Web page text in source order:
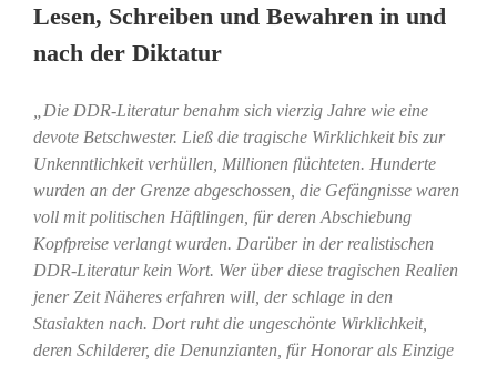
Lesen, Schreiben und Bewahren in und
nach der Diktatur
„Die DDR-Literatur benahm sich vierzig Jahre wie eine
devote Betschwester. Ließ die tragische Wirklichkeit bis zur
Unkenntlichkeit verhüllen, Millionen flüchteten. Hunderte
wurden an der Grenze abgeschossen, die Gefängnisse waren
voll mit politischen Häftlingen, für deren Abschiebung
Kopfpreise verlangt wurden. Darüber in der realistischen
DDR-Literatur kein Wort. Wer über diese tragischen Realien
jener Zeit Näheres erfahren will, der schlage in den
Stasiakten nach. Dort ruht die ungeschönte Wirklichkeit,
deren Schilderer, die Denunzianten, für Honorar als Einzige